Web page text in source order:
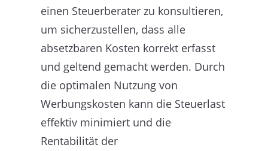
einen Steuerberater zu konsultieren,
um sicherzustellen, dass alle
absetzbaren Kosten korrekt erfasst
und geltend gemacht werden. Durch
die optimalen Nutzung von
Werbungskosten kann die Steuerlast
effektiv minimiert und die
Rentabilität der